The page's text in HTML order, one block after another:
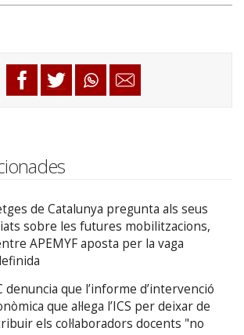
de Catalunya pregunta als seus
sobre les futures mobilitzacions,
APEMYF aposta per la vaga
denuncia que l’informe d’intervenció
que al·lega l’ICS per deixar de
els col·laboradors docents "no